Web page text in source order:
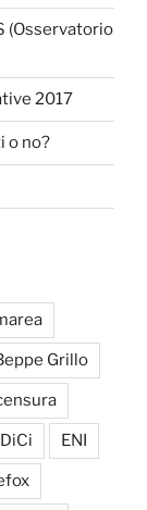
(Osservatorio
2017
o no?
Grillo
ENI